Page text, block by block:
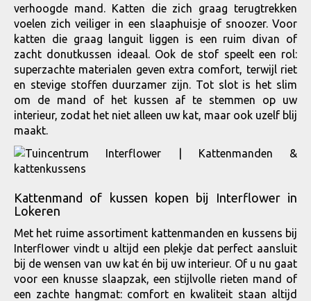
verhoogde mand. Katten die zich graag terugtrekken
voelen zich veiliger in een slaaphuisje of snoozer. Voor
katten die graag languit liggen is een ruim divan of
zacht donutkussen ideaal. Ook de stof speelt een rol:
superzachte materialen geven extra comfort, terwijl riet
en stevige stoffen duurzamer zijn. Tot slot is het slim
om de mand of het kussen af te stemmen op uw
interieur, zodat het niet alleen uw kat, maar ook uzelf blij
maakt.
Kattenmand of kussen kopen bij Interflower in
Lokeren
Met het ruime assortiment kattenmanden en kussens bij
Interflower vindt u altijd een plekje dat perfect aansluit
bij de wensen van uw kat én bij uw interieur. Of u nu gaat
voor een knusse slaapzak, een stijlvolle rieten mand of
een zachte hangmat: comfort en kwaliteit staan altijd